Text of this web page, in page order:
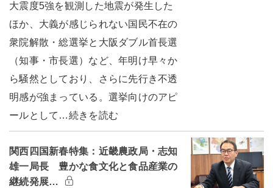
大震度5強を観測した地震が発生した
ほか、大義が感じられない国民不在の
衆院解散・総選挙と大阪ダブル首長選
（知事・市長選）など、年明け早々か
ら騒然としており、さらに先行き不透
明感が強まっている。選挙向けのアピ
ールとして…続きを読む
関西四国新春特集：近畿農政局・志知
雄一局長 豊かな食文化と食品産業の
継続発展…